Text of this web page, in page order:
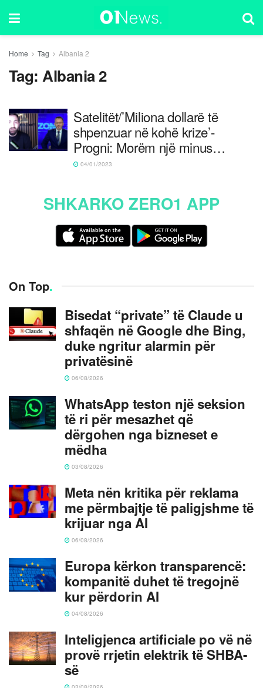
Home Tag Albania 2
Tag:Albania 2
Satelitët/’Miliona dollarë të
shpenzuar në kohë krize’-
Progni: Morëm një minus…
04/01/2023
SHKARKO ZERO1 APP
On Top.
Bisedat “private” të Claude u
shfaqën në Google dhe Bing,
duke ngritur alarmin për
privatësinë
06/08/2026
WhatsApp teston një seksion
të ri për mesazhet që
dërgohen nga bizneset e
mëdha
03/08/2026
Meta nën kritika për reklama
me përmbajtje të paligjshme të
krijuar nga AI
06/08/2026
Europa kërkon transparencë:
kompanitë duhet të tregojnë
kur përdorin AI
04/08/2026
Inteligjenca artificiale po vë në
provë rrjetin elektrik të SHBA-
së